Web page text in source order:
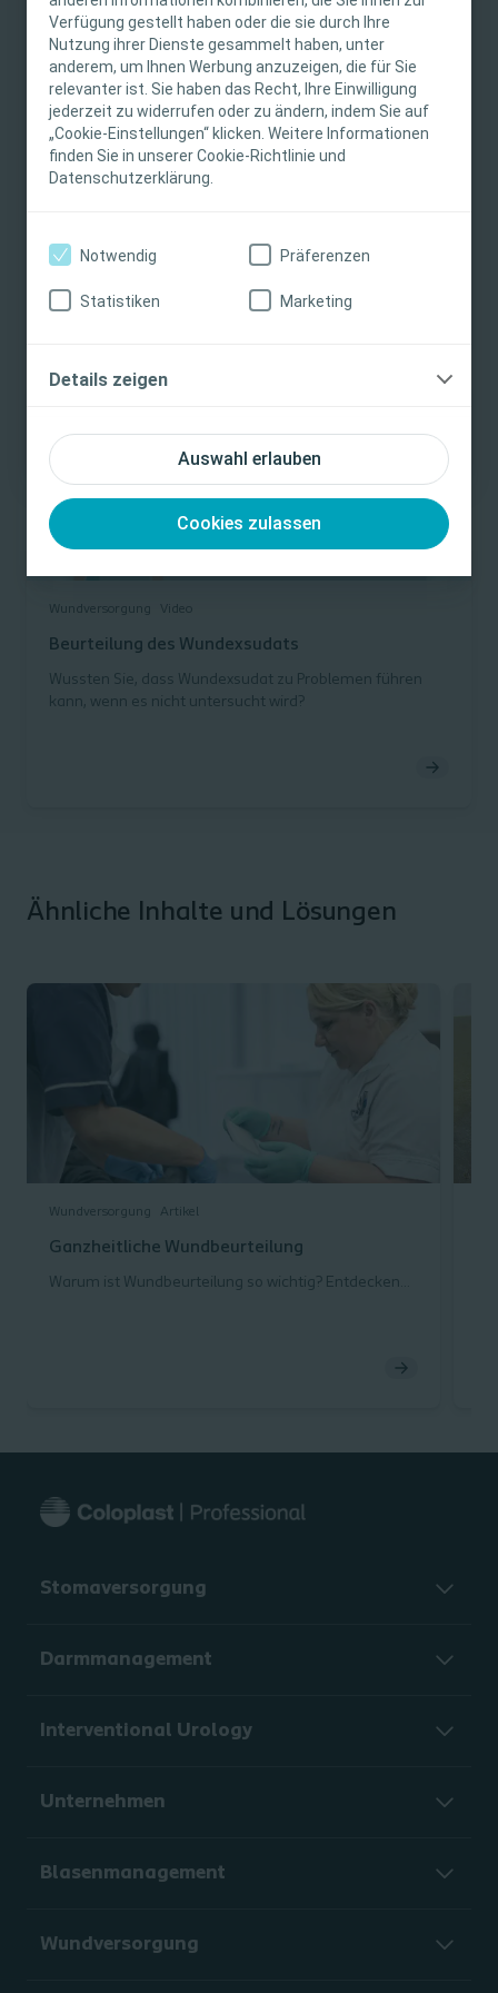
Verfügung gestellt haben oder die sie durch Ihre
Nutzung ihrer Dienste gesammelt haben, unter
anderem, um Ihnen Werbung anzuzeigen, die für Sie
relevanter ist. Sie haben das Recht, Ihre Einwilligung
jederzeit zu widerrufen oder zu ändern, indem Sie auf
„Cookie-Einstellungen“ klicken. Weitere Informationen
finden Sie in unserer Cookie-Richtlinie und
Datenschutzerklärung.
Auswahl erlauben
Cookies zulassen
Notwendig Präferenzen
Statistiken Marketing
Details zeigen
fachliche Informations- und Fortbildungszwecke
bestimmt. Coloplast bietet keinen individuellen
medizinischen Rat. Die Verantwortung für die
individuelle Patientenversorgung liegt bei den
medizinischen Fachpersonen. Detaillierte
Produktinformationen zu den vorgestellten
Produkten, einschliesslich Anwendungshinweise,
Vorsichtsmassnahmen und Warnhinweisen,
finden Sie in der Gebrauchsanweisung (IFU) des
Produkts, die vor der Verwendung sorgfältig zu
Ich bin eine medizinische Fachkraft
Wundversorgung Artikel
Vorbeugung und Behandlung von Biofilm
auf? Erfahren Sie, wie Sie Exsudatansammlungen
vermeiden
Wundversorgung Video
Beurteilung des Wundexsudats
Wussten Sie, dass Wundexsudat zu Problemen führen
kann, wenn es nicht untersucht wird?
Ähnliche Inhalte und Lösungen
Wundversorgung Artikel
Ganzheitliche Wundbeurteilung
Warum ist Wundbeurteilung so wichtig? Entdecken
Stomaversorgung
Darmmanagement
Interventional Urology
Unternehmen
Blasenmanagement
Wundversorgung